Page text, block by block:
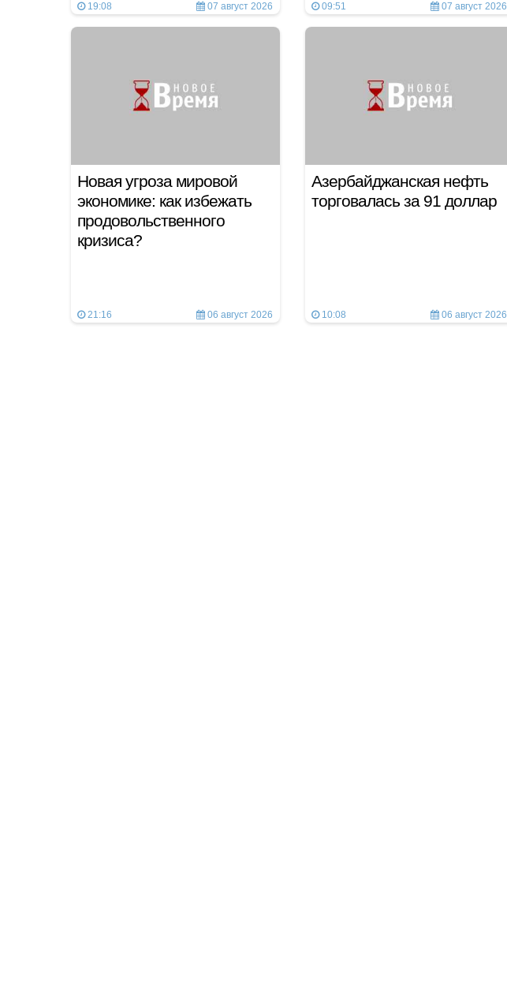
19:08 07 август 2026 09:51 07 август 2026
Новая угроза мировой
экономике: как избежать
продовольственного
кризиса?
21:16 06 август 2026
Азербайджанская нефть
торговалась за 91 доллар
10:08 06 август 2026